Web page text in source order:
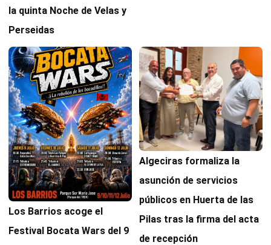
la quinta Noche de Velas y
Perseidas
Los Barrios acoge el
Festival Bocata Wars del 9
Algeciras formaliza la
asunción de servicios
públicos en Huerta de las
Pilas tras la firma del acta
de recepción